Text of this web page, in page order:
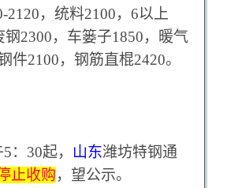
2120，统料2100，6以上
钢2300，车篓子1850，暖气
件2100，钢筋直棍2420。
：30起， 山东潍坊特钢通
止收购，望公示。